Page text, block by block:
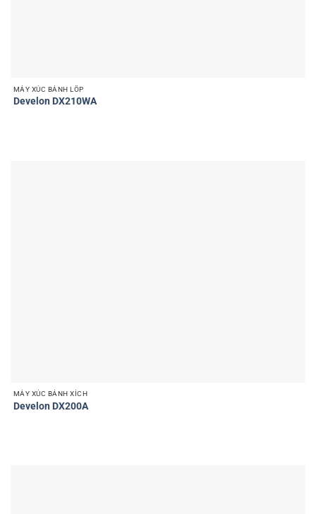
MÁY XÚC BÁNH LỐP
Develon DX210WA
MÁY XÚC BÁNH XÍCH
Develon DX200A